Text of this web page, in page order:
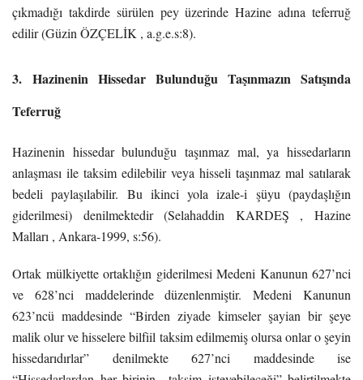
çıkmadığı takdirde sürülen pey üzerinde Hazine adına teferruğ
edilir (Güzin ÖZÇELİK , a.g.e.s:8).
3. Hazinenin Hissedar Bulunduğu Taşınmazın Satışında
Teferruğ
Hazinenin hissedar bulunduğu taşınmaz mal, ya hissedarların
anlaşması ile taksim edilebilir veya hisseli taşınmaz mal satılarak
bedeli paylaşılabilir. Bu ikinci yola izale-i şüyu (paydaşlığın
giderilmesi) denilmektedir (Selahaddin KARDEŞ , Hazine
Malları , Ankara-1999, s:56).
Ortak mülkiyette ortaklığın giderilmesi Medeni Kanunun 627’nci
ve 628’nci maddelerinde düzenlenmiştir. Medeni Kanunun
623’ncü maddesinde “Birden ziyade kimseler şayian bir şeye
malik olur ve hisselere bilfiil taksim edilmemiş olursa onlar o şeyin
hissedarıdırlar” denilmekte 627’nci maddesinde ise